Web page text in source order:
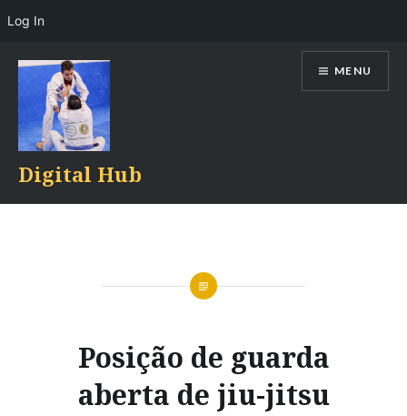
content
Digital Hub
MENU
Posição de guarda
aberta de jiu-jitsu
Log In